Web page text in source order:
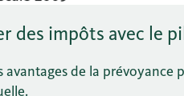
des impôts avec le
avantages de la prévoyance